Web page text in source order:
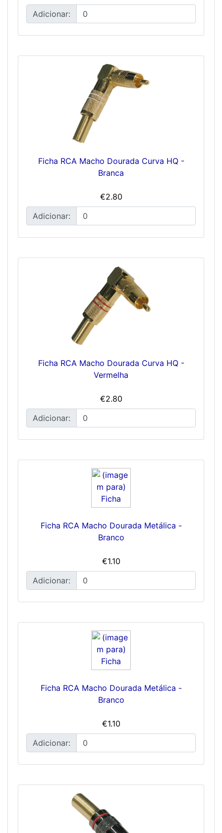
Adicionar:
Ficha RCA Macho Dourada Curva HQ -
Branca
€2.80
Adicionar:
Ficha RCA Macho Dourada Curva HQ -
Vermelha
€2.80
Adicionar:
Ficha RCA Macho Dourada Metálica -
Branco
€1.10
Adicionar:
Ficha RCA Macho Dourada Metálica -
Branco
€1.10
Adicionar: